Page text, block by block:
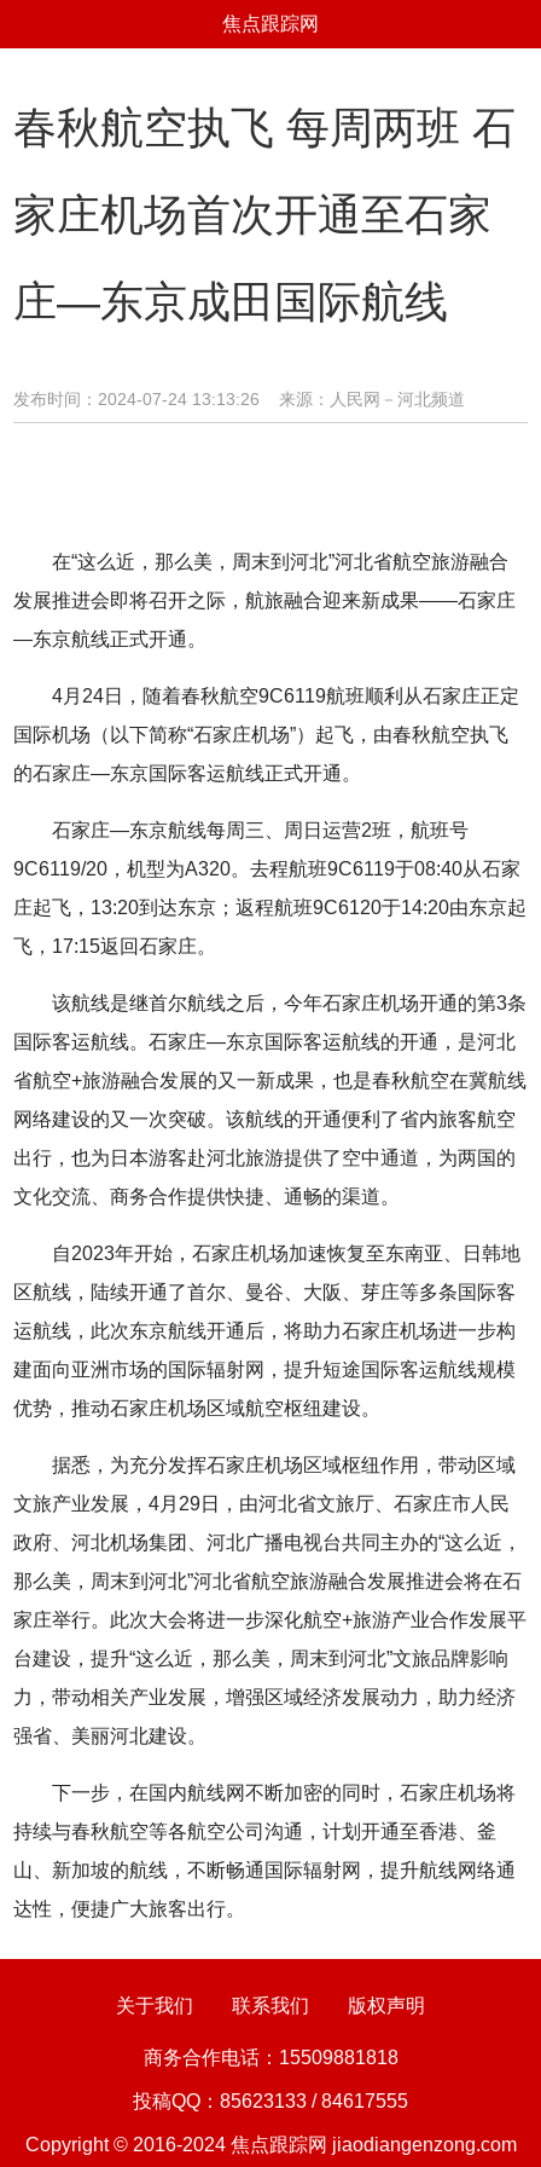
焦点跟踪网
春秋航空执飞 每周两班 石
家庄机场首次开通至石家
庄—东京成田国际航线
发布时间：2024-07-24 13:13:26 来源：人民网－河北频道
在“这么近，那么美，周末到河北”河北省航空旅游融合
发展推进会即将召开之际，航旅融合迎来新成果——石家庄
—东京航线正式开通。
4月24日，随着春秋航空9C6119航班顺利从石家庄正定
国际机场（以下简称“石家庄机场”）起飞，由春秋航空执飞
的石家庄—东京国际客运航线正式开通。
石家庄—东京航线每周三、周日运营2班，航班号
9C6119/20，机型为A320。去程航班9C6119于08:40从石家
庄起飞，13:20到达东京；返程航班9C6120于14:20由东京起
飞，17:15返回石家庄。
该航线是继首尔航线之后，今年石家庄机场开通的第3条
国际客运航线。石家庄—东京国际客运航线的开通，是河北
省航空+旅游融合发展的又一新成果，也是春秋航空在冀航线
网络建设的又一次突破。该航线的开通便利了省内旅客航空
出行，也为日本游客赴河北旅游提供了空中通道，为两国的
文化交流、商务合作提供快捷、通畅的渠道。
自2023年开始，石家庄机场加速恢复至东南亚、日韩地
区航线，陆续开通了首尔、曼谷、大阪、芽庄等多条国际客
运航线，此次东京航线开通后，将助力石家庄机场进一步构
建面向亚洲市场的国际辐射网，提升短途国际客运航线规模
优势，推动石家庄机场区域航空枢纽建设。
据悉，为充分发挥石家庄机场区域枢纽作用，带动区域
文旅产业发展，4月29日，由河北省文旅厅、石家庄市人民
政府、河北机场集团、河北广播电视台共同主办的“这么近，
那么美，周末到河北”河北省航空旅游融合发展推进会将在石
家庄举行。此次大会将进一步深化航空+旅游产业合作发展平
台建设，提升“这么近，那么美，周末到河北”文旅品牌影响
力，带动相关产业发展，增强区域经济发展动力，助力经济
强省、美丽河北建设。
下一步，在国内航线网不断加密的同时，石家庄机场将
持续与春秋航空等各航空公司沟通，计划开通至香港、釜
山、新加坡的航线，不断畅通国际辐射网，提升航线网络通
达性，便捷广大旅客出行。
关于我们 联系我们 版权声明
商务合作电话：15509881818
投稿QQ：85623133 / 84617555
Copyright © 2016-2024 焦点跟踪网 jiaodiangenzong.com